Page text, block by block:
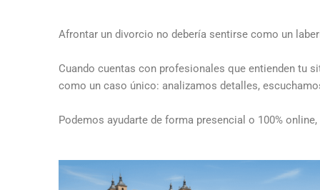
Afrontar un divorcio no debería sentirse como un
Cuando cuentas con profesionales que entienden tu
como un caso único: analizamos detalles,
Podemos ayudarte de forma presencial o 100%